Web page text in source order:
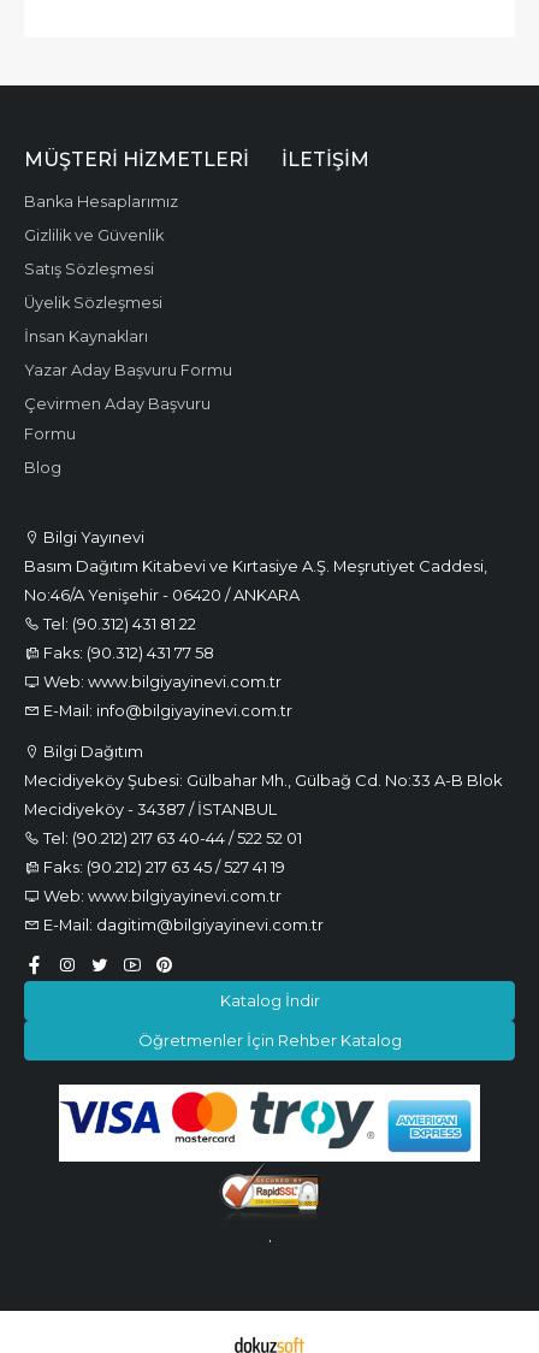
Bilgi Yayınevi
Basım Dağıtım Kitabevi ve Kırtasiye A.Ş. Meşrutiyet Caddesi,
No:46/A Yenişehir - 06420 / ANKARA
Tel: (90.312) 431 81 22
Faks: (90.312) 431 77 58
Web: www.bilgiyayinevi.com.tr
E-Mail: info@bilgiyayinevi.com.tr
Bilgi Dağıtım
Mecidiyeköy Şubesi: Gülbahar Mh., Gülbağ Cd. No:33 A-B Blok
Mecidiyeköy - 34387 / İSTANBUL
Tel: (90.212) 217 63 40-44 / 522 52 01
Faks: (90.212) 217 63 45 / 527 41 19
Web: www.bilgiyayinevi.com.tr
E-Mail: dagitim@bilgiyayinevi.com.tr
Katalog İndir
Öğretmenler İçin Rehber Katalog
MÜŞTERI HIZMETLERI
Banka Hesaplarımız
Gizlilik ve Güvenlik
Satış Sözleşmesi
Üyelik Sözleşmesi
İnsan Kaynakları
Yazar Aday Başvuru Formu
Çevirmen Aday Başvuru
Formu
Blog
İLETIŞIM
.